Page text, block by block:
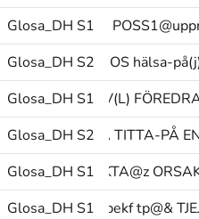
Glosa_DH S1
HÄMTA
Glosa_DH S2
DÖV(L) HOS hälsa-
Glosa_DH S1
SITTA(VVb) DÖV(L)
Glosa_DH S2TECKNA TITTA-PÅ
Glosa_DH S1
UPP KONTAKTA@z
Glosa_DH S1PEK>pekf tp@&